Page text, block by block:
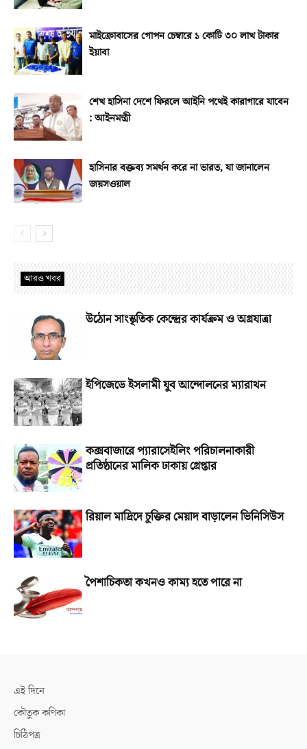
মাইক্রোবাসের গোপন চেম্বারে ১ কোটি ৩০ লাখ টাকার
ইয়াবা
শেখ হাসিনা দেশে ফিরলে আইনি পথেই কারাগারে যাবেন
: আইনমন্ত্রী
হাসিনার বক্তব্য সমর্থন করে না ভারত, যা জানালেন
জয়সওয়াল
আরও খবর
উঠোন সাংস্কৃতিক কেন্দ্রের কার্যক্রম ও অগ্রযাত্রা
ইপিজেডে ইসলামী যুব আন্দোলনের ম্যারাথন
কক্সবাজারে প্যারাসেইলিং পরিচালনাকারী
প্রতিষ্ঠানের মালিক ঢাকায় গ্রেপ্তার
রিয়াল মাদ্রিদে চুক্তির মেয়াদ বাড়ালেন ভিনিসিউস
পৈশাচিকতা কখনও কাম্য হতে পারে না
এই দিনে
কৌতুক কণিকা
চিঠিপত্র